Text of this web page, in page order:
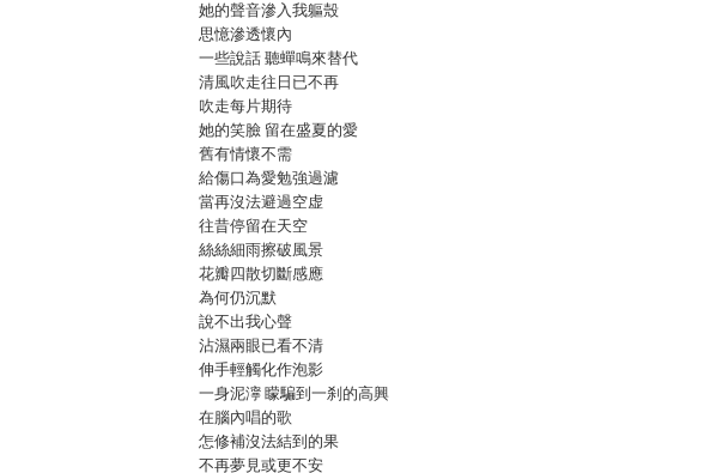
她的聲音滲入我軀殼
思憶滲透懷內
一些說話 聽蟬鳴來替代
清風吹走往日已不再
吹走每片期待
她的笑臉 留在盛夏的愛
舊有情懷不需
給傷口為愛勉強過濾
當再沒法避過空虚
往昔停留在天空
絲絲細雨擦破風景
花瓣四散切斷感應
為何仍沉默
說不出我心聲
沾濕兩眼已看不清
伸手輕觸化作泡影
一身泥濘 矇騙到一刹的高興
在腦內唱的歌
怎修補沒法結到的果
不再夢見或更不安